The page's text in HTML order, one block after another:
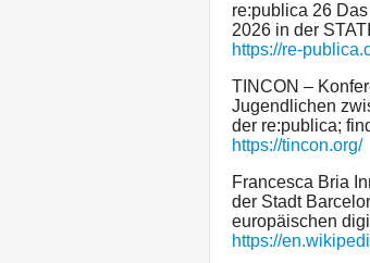
re:publica 26
2026 in der
https://re-
TINCON –
Jugendlichen
der re:publica;
https://tincon.org/
Francesca Bria
der Stadt
europäischen
https://